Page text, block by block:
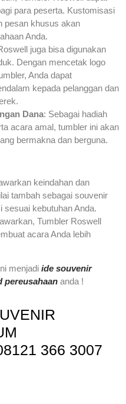
para peserta. Kustomisasi
pesan khusus akan
Anda.
juga bisa digunakan
Dengan mencetak logo
Anda dapat
kepada pelanggan dan
Dana: Sebagai hadiah
acara amal, tumbler ini akan
bermakna dan berguna.
keindahan dan
tambah sebagai souvenir
kebutuhan Anda.
Tumbler Roswell
acara Anda lebih
menjadi ide souvenir
pereusahaan anda !
366 3007